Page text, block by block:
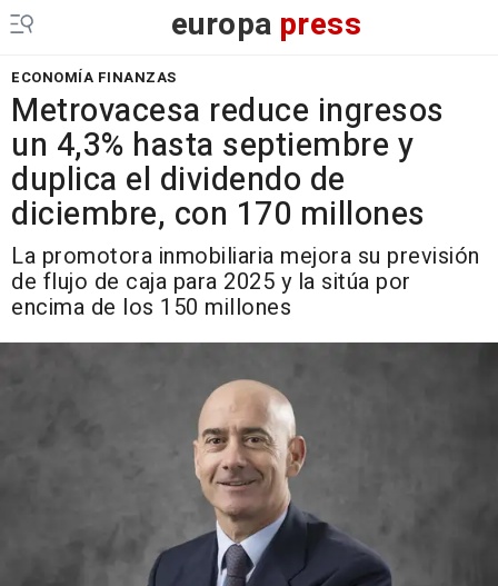
europa press
ECONOMÍA FINANZAS
Metrovacesa reduce ingresos
un 4,3% hasta septiembre y
duplica el dividendo de
diciembre, con 170 millones
La promotora inmobiliaria mejora su previsión
de flujo de caja para 2025 y la sitúa por
encima de los 150 millones